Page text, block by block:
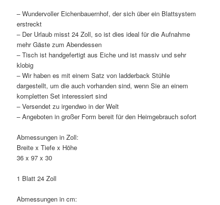
– Wundervoller Eichenbauernhof, der sich über ein Blattsystem
erstreckt
– Der Urlaub misst 24 Zoll, so ist dies ideal für die Aufnahme
mehr Gäste zum Abendessen
– Tisch ist handgefertigt aus Eiche und ist massiv und sehr
klobig
– Wir haben es mit einem Satz von ladderback Stühle
dargestellt, um die auch vorhanden sind, wenn Sie an einem
kompletten Set interessiert sind
– Versendet zu irgendwo in der Welt
– Angeboten in großer Form bereit für den Heimgebrauch sofort
Abmessungen in Zoll:
Breite x Tiefe x Höhe
36 x 97 x 30
1 Blatt 24 Zoll
Abmessungen in cm: